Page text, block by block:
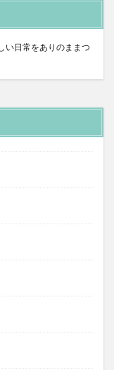
い日常をありのままつ